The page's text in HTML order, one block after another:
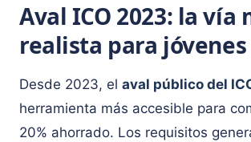
Aval ICO 2023: la vía
realista para jóvenes
Desde 2023, el aval público del
herramienta más accesible para
20% ahorrado. Los requisitos